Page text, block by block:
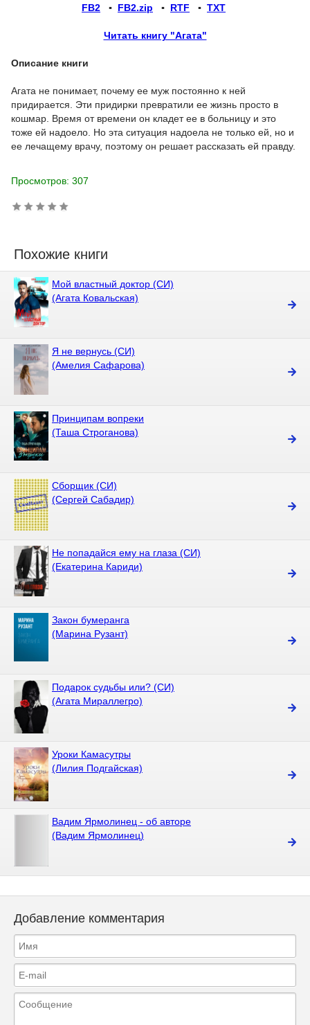
FB2 ▪ FB2.zip ▪ RTF ▪ TXT
Читать книгу "Агата"
Описание книги
Агата не понимает, почему ее муж постоянно к ней
придирается. Эти придирки превратили ее жизнь просто в
кошмар. Время от времени он кладет ее в больницу и это
тоже ей надоело. Но эта ситуация надоела не только ей, но и
ее лечащему врачу, поэтому он решает рассказать ей правду.
Просмотров: 307
Похожие книги
Мой властный доктор (СИ)
(Агата Ковальская)
Я не вернусь (СИ)
(Амелия Сафарова)
Принципам вопреки
(Таша Строганова)
Сборщик (СИ)
(Сергей Сабадир)
Не попадайся ему на глаза (СИ)
(Екатерина Кариди)
Закон бумеранга
(Марина Рузант)
Подарок судьбы или? (СИ)
(Агата Мираллегро)
Уроки Камасутры
(Лилия Подгайская)
Вадим Ярмолинец - об авторе
(Вадим Ярмолинец)
Добавление комментария